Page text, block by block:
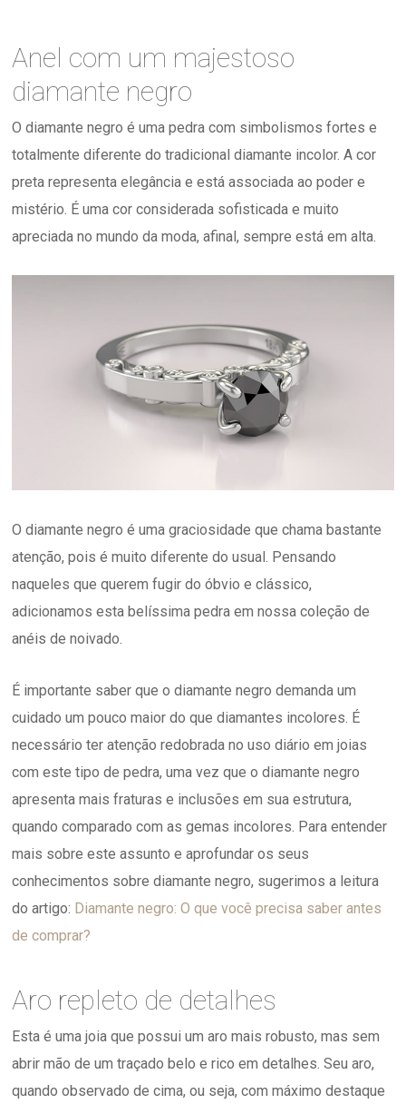
Anel com um majestoso
diamante negro
O diamante negro é uma pedra com simbolismos fortes e
totalmente diferente do tradicional diamante incolor. A cor
preta representa elegância e está associada ao poder e
mistério. É uma cor considerada sofisticada e muito
apreciada no mundo da moda, afinal, sempre está em alta.
O diamante negro é uma graciosidade que chama bastante
atenção, pois é muito diferente do usual. Pensando
naqueles que querem fugir do óbvio e clássico,
adicionamos esta belíssima pedra em nossa coleção de
anéis de noivado.
É importante saber que o diamante negro demanda um
cuidado um pouco maior do que diamantes incolores. É
necessário ter atenção redobrada no uso diário em joias
com este tipo de pedra, uma vez que o diamante negro
apresenta mais fraturas e inclusões em sua estrutura,
quando comparado com as gemas incolores. Para entender
mais sobre este assunto e aprofundar os seus
conhecimentos sobre diamante negro, sugerimos a leitura
do artigo: Diamante negro: O que você precisa saber antes
de comprar?
Aro repleto de detalhes
Esta é uma joia que possui um aro mais robusto, mas sem
abrir mão de um traçado belo e rico em detalhes. Seu aro,
quando observado de cima, ou seja, com máximo destaque